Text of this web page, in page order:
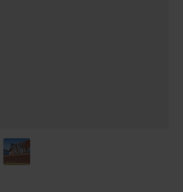
larger image
View larger image